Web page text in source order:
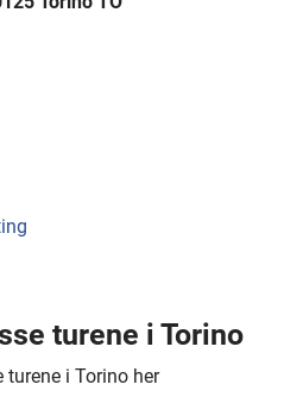
turene i Torino
turene i Torino her